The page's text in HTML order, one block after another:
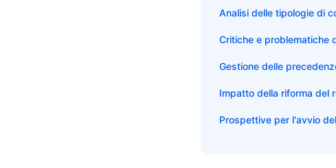
Analisi delle tipologie di
Critiche e problematiche
Gestione delle
Impatto della riforma del
Prospettive per l'avvio